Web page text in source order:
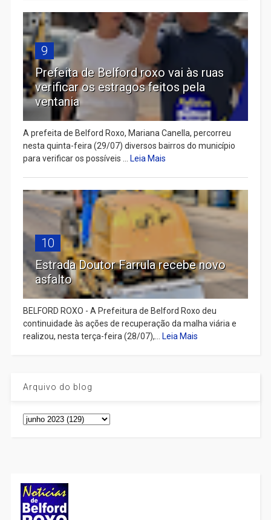
9
Prefeita de Belford roxo vai às ruas
verificar os estragos feitos pela
ventania
A prefeita de Belford Roxo, Mariana Canella, percorreu
nesta quinta-feira (29/07) diversos bairros do município
para verificar os possíveis ... Leia Mais
10
Estrada Doutor Farrula recebe novo
asfalto
BELFORD ROXO - A Prefeitura de Belford Roxo deu
continuidade às ações de recuperação da malha viária e
realizou, nesta terça-feira (28/07),... Leia Mais
Arquivo do blog